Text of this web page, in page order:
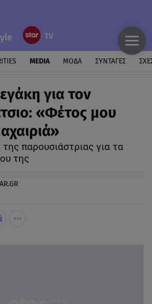
MEDIA ΜΟΔΑ ΣΥΝΤΑΓΕΣ
για τον
«Φέτος μου
παρουσιάστριας για τα
της